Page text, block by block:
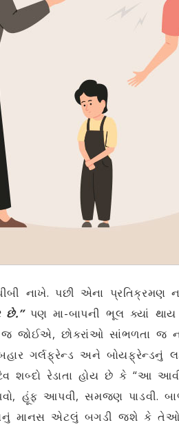
નાખે. પછી એના પ્રતિક્રમણ
છે.”પણ મા-બાપની ભૂલ ક્યાં
જોઈએ, છોકરાંઓ સાંભળતા જ
ગર્લફ્રેન્ડ અને
રેડાતા હોય છે કે “આ
હૂંફ આપવી, સમજણ પાડવી.
માનસ એટલું બગડી જશે કે